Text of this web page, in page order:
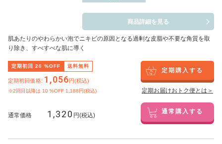
商品詳細を見る
肌あたりのやわらかい泡でニキビの原因となる過剰な皮脂や不要な角質を取
り除き、すべすべな肌に導く
定期初回 20 %OFF 送料無料
定期初回価格: 1,056円(税込)
※2回目以降は 10 %OFF 1,188円(税込)
定期購入する
定期お届けおトク便とは＞
通常価格 1,320 円(税込) 通常購入する